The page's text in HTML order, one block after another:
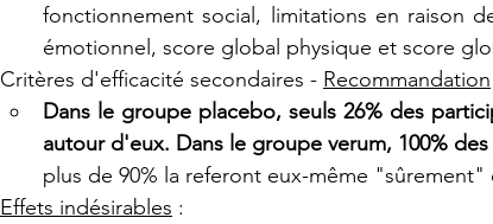
fonctionnement social, limitations en raison
émotionnel, score global physique et score
Critères d'efficacité secondaires - Recommandation
Dans le groupe placebo, seuls 26% des
autour d'eux. Dans le groupe verum, 100%
plus de 90% la referont eux-même
Effets indésirables :